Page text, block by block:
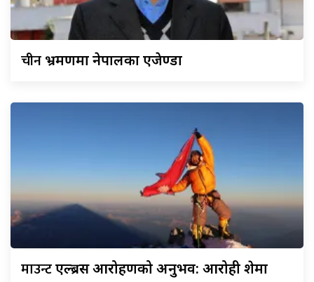
चीन भ्रमणमा नेपालका एजेण्डा
माउन्टएल्ब्रस आरोहणको अनुभव: आरोही शेर्मा